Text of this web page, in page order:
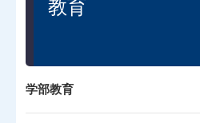
教育
学部教育